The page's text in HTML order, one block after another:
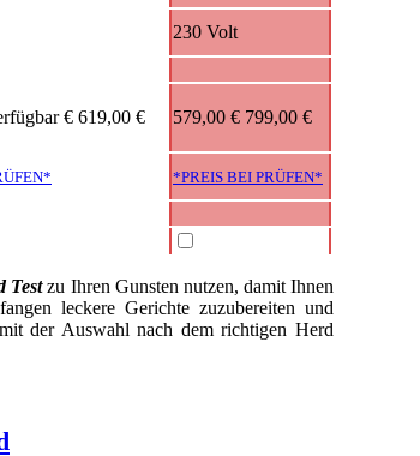
230 Volt
€ 619,00 € 579,00 € 799,00 €
*PREIS BEI PRÜFEN*
Testzu Ihren Gunsten nutzen, damit Ihnen
leckere Gerichte zuzubereiten und
der Auswahl nach dem richtigen Herd